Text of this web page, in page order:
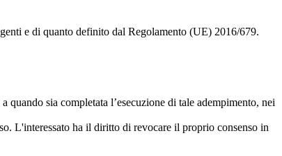
e di quanto definito dal Regolamento (UE) 2016/679.
sia completata l’esecuzione di tale adempimento, nei
L'interessato ha il diritto di revocare il proprio consenso in